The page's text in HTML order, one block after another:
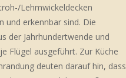
Lehmwickeldecken
und erkennbar sind. Die
der Jahrhundertwende und
Flügel ausgeführt. Zur Küche
deuten darauf hin, dass